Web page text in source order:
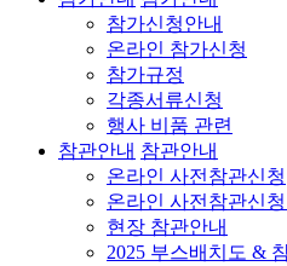
참가신청안내
온라인 참가신청
참가규정
각종서류신청
행사 비품 관련
참관안내 참관안내
온라인 사전참관신청
온라인 사전참관신청
현장 참관안내
2025 부스배치도 &